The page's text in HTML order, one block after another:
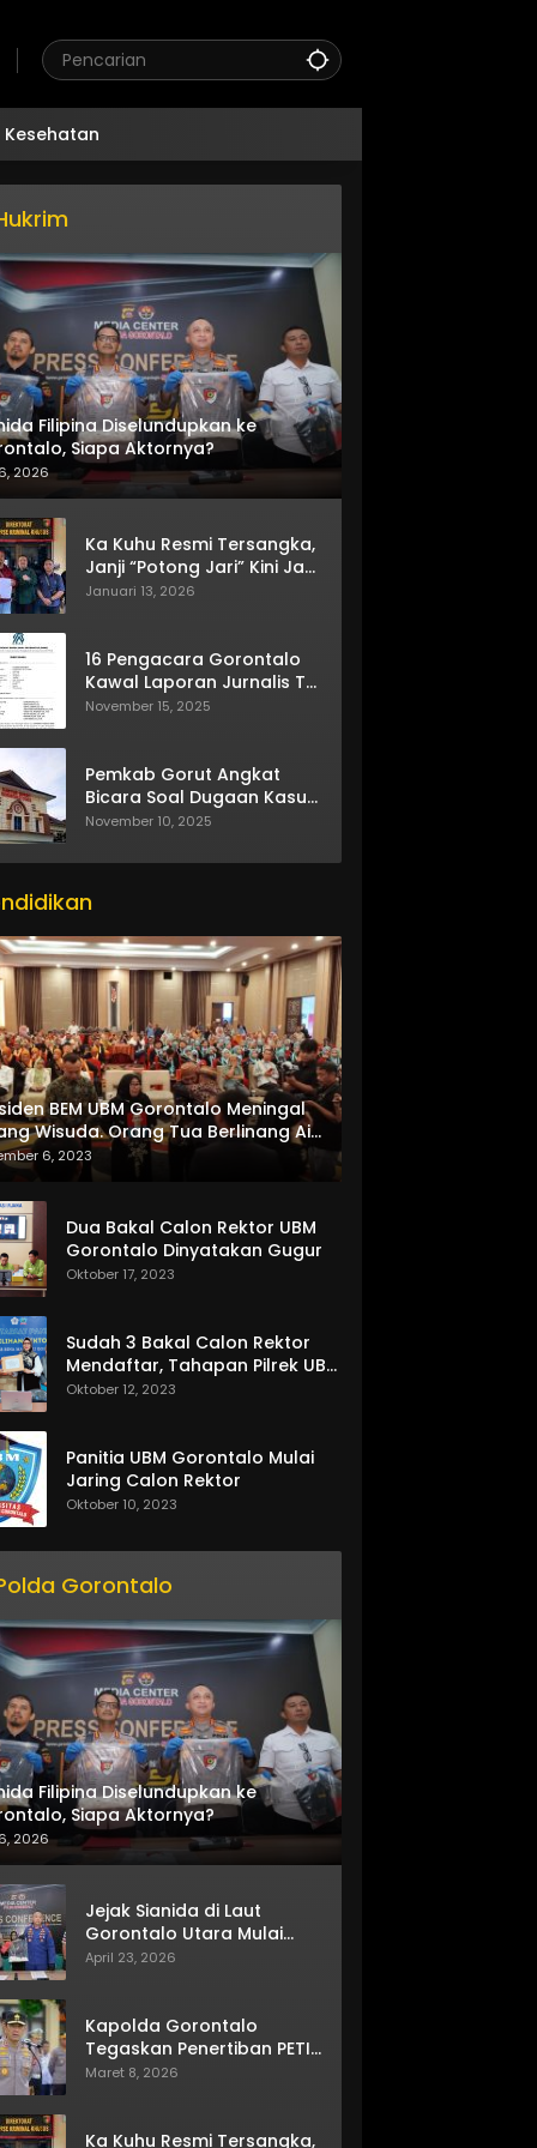
Kesehatan
Filipina Diselundupkan ke
Siapa Aktornya?
2026
Ka Kuhu Resmi Tersangka,
Janji “Potong Jari” Kini Jadi
Bumerang
Januari 13, 2026
16 Pengacara Gorontalo
Kawal Laporan Jurnalis TV
One
November 15, 2025
Pemkab Gorut Angkat
Bicara Soal Dugaan Kasus
Asusila Oknum ASN
November 10, 2025
BEM UBM Gorontalo Meningal
Wisuda. Orang Tua Berlinang Air
Menerima SKL dan Pemasangan
6, 2023
Dua Bakal Calon Rektor UBM
Gorontalo Dinyatakan Gugur
Oktober 17, 2023
Sudah 3 Bakal Calon Rektor
Mendaftar, Tahapan Pilrek UBM
Gorontalo Makin Seru
Oktober 12, 2023
Panitia UBM Gorontalo Mulai
Jaring Calon Rektor
Oktober 10, 2023
Gorontalo
Filipina Diselundupkan ke
Siapa Aktornya?
2026
Jejak Sianida di Laut
Gorontalo Utara Mulai
Terkuak
April 23, 2026
Kapolda Gorontalo
Tegaskan Penertiban PETI
Terus Berjalan
Maret 8, 2026
Ka Kuhu Resmi Tersangka,